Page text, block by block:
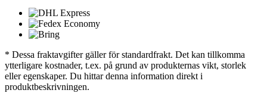
* Dessa fraktavgifter gäller för standardfrakt. Det kan tillkomma
ytterligare kostnader, t.ex. på grund av produkternas vikt, storlek
eller egenskaper. Du hittar denna information direkt i
produktbeskrivningen.